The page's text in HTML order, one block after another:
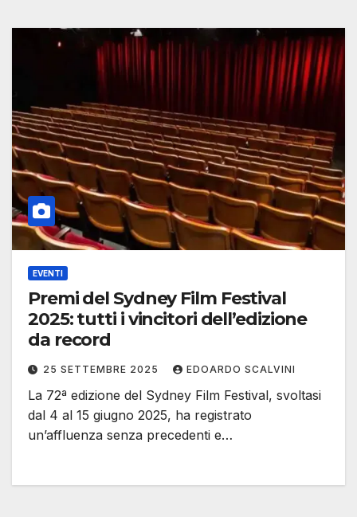
EVENTI
Premi del Sydney Film Festival
2025: tutti i vincitori dell’edizione
da record
25 SETTEMBRE 2025 EDOARDO SCALVINI
La 72ª edizione del Sydney Film Festival, svoltasi
dal 4 al 15 giugno 2025, ha registrato
un’affluenza senza precedenti e…